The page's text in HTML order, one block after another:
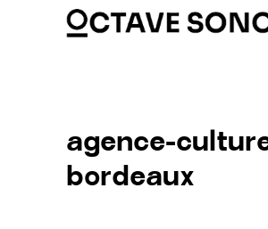
agence-
bordeaux